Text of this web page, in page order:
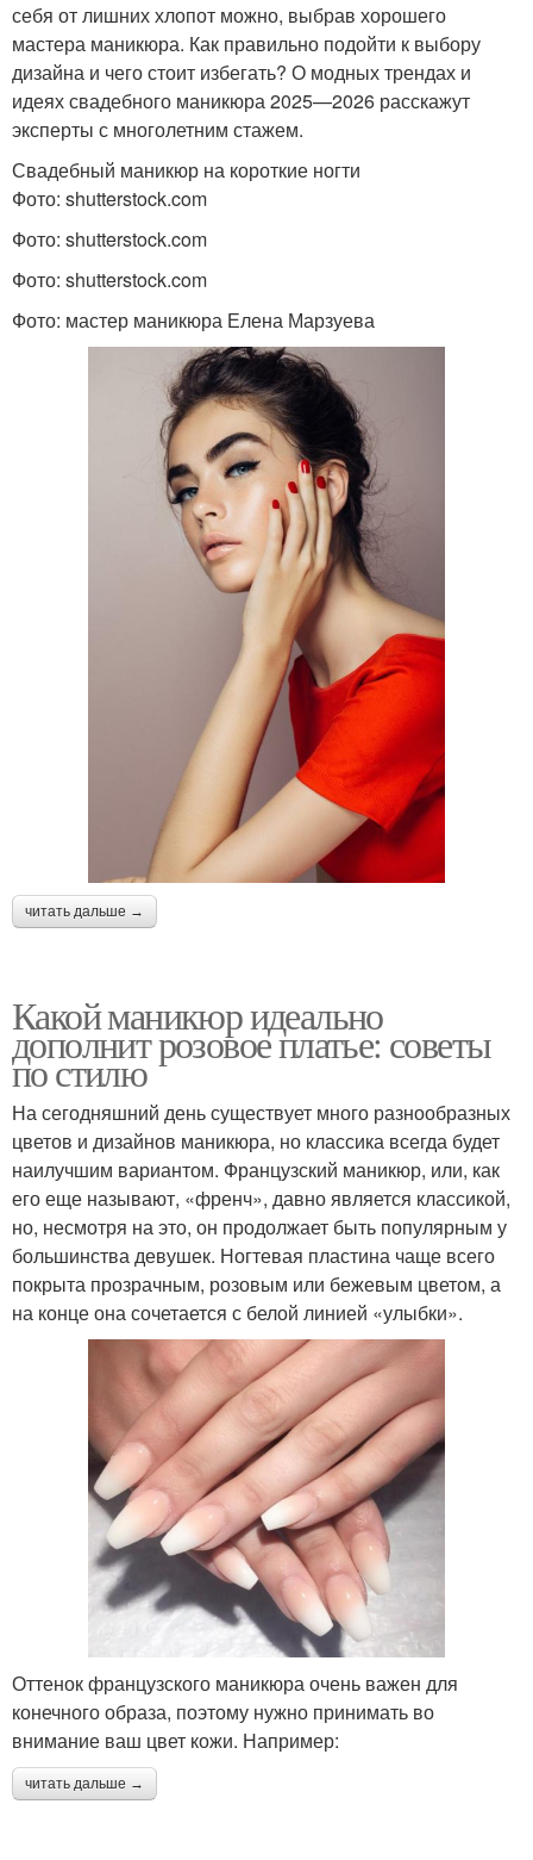
себя от лишних хлопот можно, выбрав хорошего
мастера маникюра. Как правильно подойти к выбору
дизайна и чего стоит избегать? О модных трендах и
идеях свадебного маникюра 2025—2026 расскажут
эксперты с многолетним стажем.
Свадебный маникюр на короткие ногти
Фото: shutterstock.com
Фото: shutterstock.com
Фото: shutterstock.com
Фото: мастер маникюра Елена Марзуева
читать дальше →
Какой маникюр идеально
дополнит розовое платье: советы
по стилю
На сегодняшний день существует много разнообразных
цветов и дизайнов маникюра, но классика всегда будет
наилучшим вариантом. Французский маникюр, или, как
его еще называют, «френч», давно является классикой,
но, несмотря на это, он продолжает быть популярным у
большинства девушек. Ногтевая пластина чаще всего
покрыта прозрачным, розовым или бежевым цветом, а
на конце она сочетается с белой линией «улыбки».
Оттенок французского маникюра очень важен для
конечного образа, поэтому нужно принимать во
внимание ваш цвет кожи. Например:
читать дальше →